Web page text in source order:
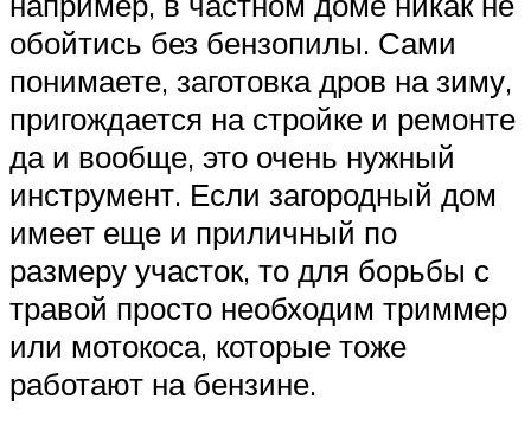
обойтись без бензопилы. Сами
понимаете, заготовка дров на зиму,
пригождается на стройке и ремонте
да и вообще, это очень нужный
инструмент. Если загородный дом
имеет еще и приличный по
размеру участок, то для борьбы с
травой просто необходим триммер
или мотокоса, которые тоже
работают на бензине.